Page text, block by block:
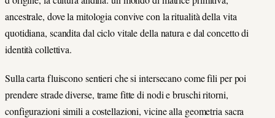
ancestrale, dove la mitologia convive con la ritualità della vita
quotidiana, scandita dal ciclo vitale della natura e dal concetto di
identità collettiva.
Sulla carta fluiscono sentieri che si intersecano come fili per poi
prendere strade diverse, trame fitte di nodi e bruschi ritorni,
configurazioni simili a costellazioni, vicine alla geometria sacra